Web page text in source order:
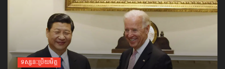
ទស្សនៈប្រិយមិត្ត